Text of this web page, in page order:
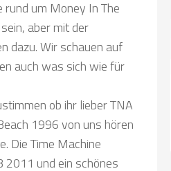
um Money In The
aber mit der
dazu. Wir schauen auf
auch was sich wie für
ob ihr lieber TNA
1996 von uns hören
Die Time Machine
2011 und ein schönes